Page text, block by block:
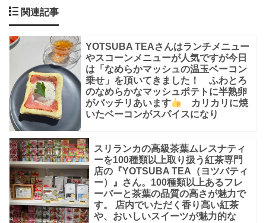
か
も
で
が
と
て
も
美
味
し
そ
関連記事
YOTSUBA TEAさんはランチメニュー
やスコーンメニューが人気ですが今日
は「なめらかマッシュの温玉ベーコン
乗せ」を頂いてきました！ ふわとろ
のなめらかなマッシュポテトに半熟卵
がバッチリあいます
カリカリに焼
いたベーコンがスパイスになり
スリランカの高級茶葉ムレスナティ
ーを100種類以上取り扱う紅茶専門
店の『YOTSUBA TEA（ヨツバティ
ー）』さん。100種類以上あるフレ
ーバーと茶葉の品質の高さが魅力で
す。 店内でいただく香り高い紅茶
や、おいしいスイーツが魅力的な